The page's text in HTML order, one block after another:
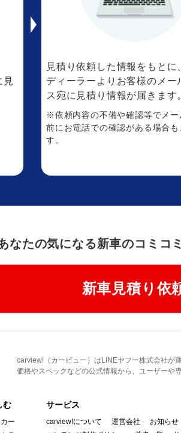
見
見積り依頼した情報をもとに
ディーラーよりお客様のメー
ス宛に見積り情報が届きます
※依頼内容の不備や確認等でメー
前にお電話での確認がある場合も
す。
なたの気になる新車のコミコ
新車見積り依
carview!（カービュー）はLINEヤフー株式会社が
価格やスペックなどの公式情報から、ユーザーや
む
ー
サービス
carview!について 運営会社 お知らせ